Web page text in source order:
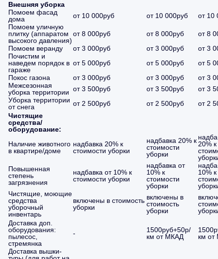
Внешняя уборка
Помоем фасад
дома
от 10 000руб от 10 000руб
от 10
Помоем уличную
плитку (аппаратом
высокого давления)
от 8 000руб от 8 000руб
от 8
Помоем веранду
от 3 000руб от 3 000руб
от 3
Почистим и
наведем порядок в
гараже
от 5 000руб от 5 000руб
от 5
Покос газона
от 3 000руб от 3 000руб
от 3
Межсезонная
уборка территории от 3 500руб от 3 500руб
от 3
Уборка территории
от снега
от 2 500руб от 2 500руб
от 2
Чистящие
средства/
оборудование:
Наличие животного
в квартире/доме
надбавка 20% к
стоимости уборки
надбавка 20% к
стоимости
уборки
20% к
Повышенная
степень
загрязнения
надбавка от 10% к
стоимости уборки
надбавка от
10% к
стоимости
уборки
10% к
Чистящие, моющие
средства
уборочный
инвентарь
включены в стоимость
уборки
включены в
стоимость
уборки
Доставка доп.
оборудования:
пылесос,
стремянка
-
1500руб+50р/
км от МКАД
км
Доставка вышки-